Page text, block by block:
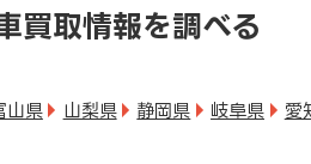
買取情報を調べる
山県 山梨県 静岡県 岐阜県 愛